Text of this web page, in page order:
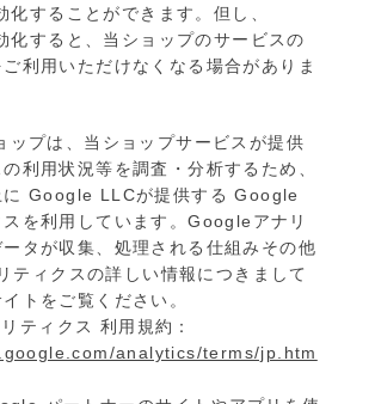
することができます。但し、
化すると、当ショップのサービスの
利用いただけなくなる場合がありま
ップは、当ショップサービスが提供
利用状況等を調査・分析するため、
に Google LLCが提供する Google
を利用しています。Googleアナリ
タが収集、処理される仕組みその他
ティクスの詳しい情報につきまして
トをご覧ください。
ティクス 利用規約：
analytics/terms/jp.htm